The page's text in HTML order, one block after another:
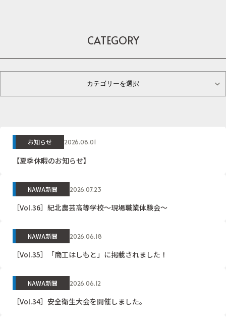
CATEGORY
カテゴリーを選択
お知らせ 2026.08.01
【夏季休暇のお知らせ】
NAWA新聞 2026.07.23
［Vol.36］紀北農芸高等学校～現場職業体験会～
NAWA新聞 2026.06.18
［Vol.35］「商工はしもと」に掲載されました！
NAWA新聞 2026.06.12
［Vol.34］安全衛生大会を開催しました。